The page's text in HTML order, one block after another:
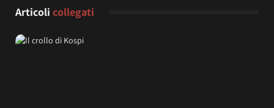
Articoli collegati